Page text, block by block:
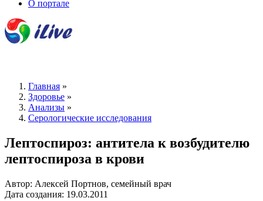
О портале
Главная »
Здоровье »
Анализы »
Серологические исследования
Лептоспироз: антитела к возбудителю
лептоспироза в крови
Автор: Алексей Портнов, семейный врач
Дата создания: 19.03.2011